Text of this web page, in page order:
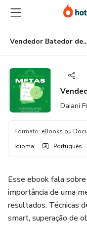
para
conteúdo
principal
para
pagamento
para
rodapé
Vendedor
Daiani
Formato: eBooks ou
Idioma: Português
Esse ebook fala
importância de uma
resultados. Técnicas
smart, superação de